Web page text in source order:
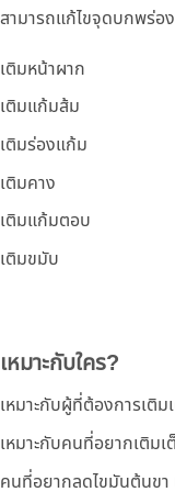
สามารถแก้ไขจุดบกพร่อ
เติมหน้าผาก
เติมแก้มส้ม
เติมร่องแก้ม
เติมคาง
เติมแก้มตอบ
เติมขมับ
เหมาะกับใคร?
เหมาะกับผู้ที่ต้องการเติ
เหมาะกับคนที่อยากเติม
คนที่อยากลดไขมันต้นขา